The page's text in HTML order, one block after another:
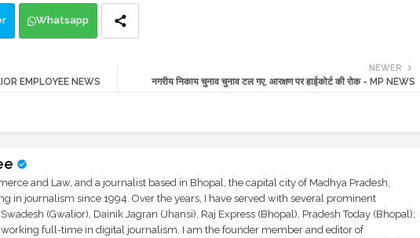
Whatsapp
NEWER
नगरीय निकाय चुनाव चुनाव टल गए, आरक्षण पर हाईकोर्ट की रोक - MP NEWS
EMPLOYEE NEWS
and Law, and a journalist based in Bhopal, the capital city of Madhya Pradesh,
in journalism since 1994. Over the years, I have served with several prominent
(Gwalior), Dainik Jagran (Jhansi), Raj Express (Bhopal), Pradesh Today (Bhopal);
working full-time in digital journalism. I am the founder member and editor of